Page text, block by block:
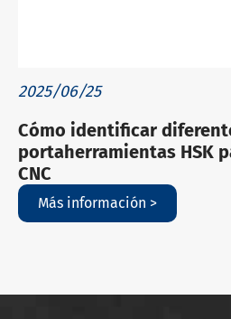
2025/06/25
Cómo identificar
portaherramientas HSK
CNC
Más información >